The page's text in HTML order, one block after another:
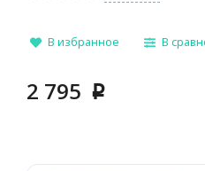
В избранное В
2 795 p